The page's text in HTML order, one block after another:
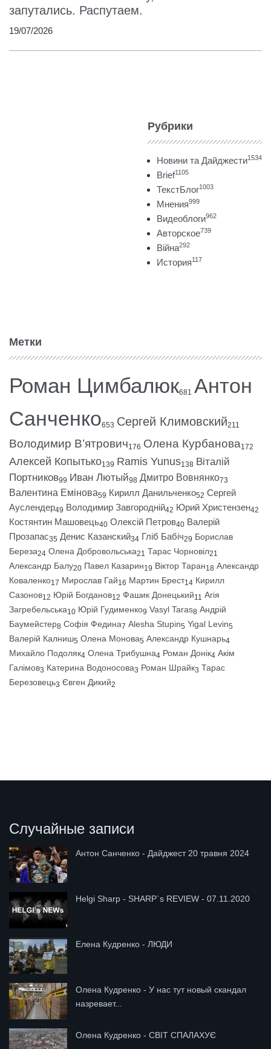
запутались. Распутаем.
19/07/2026
Рубрики
Новини та Дайджести1534
Brief1105
ТекстБлог1003
Мнения999
Видеоблоги962
Авторское739
Війна292
История117
Метки
Роман Цимбалюк681 Антон
Санченко653 Сергей Климовский211
Володимир В’ятрович176 Олена Курбанова172
Алексей Копытько139 Ramis Yunus138 Віталій
Портников99 Иван Лютый98 Дмитро Вовнянко73
Валентина Емінова59 Кирилл Данильченко52 Сергей
Ауслендер49 Володимир Завгородній42 Юрий Христензен42
Костянтин Машовець40 Олексій Петров40 Валерій
Прозапас35 Денис Казанский34 Гліб Бабіч29 Борислав
Береза24 Олена Добровольська21 Тарас Чорновіл21
Александр Балу20 Павел Казарин19 Віктор Таран18 Александр
Коваленко17 Мирослав Гай16 Мартин Брест14 Кирилл
Сазонов12 Юрій Богданов12 Фашик Донецький11 Агія
Загребельська10 Юрій Гудименко9 Vasyl Taras8 Андрій
Баумейстер8 Софія Федина7 Alesha Stupin5 Yigal Levin5
Валерій Калниш5 Олена Монова5 Александр Кушнарь4
Михайло Подоляк4 Олена Трибушна4 Роман Донік4 Акім
Галімов3 Катерина Водоносова3 Роман Шрайк3 Тарас
Березовець3 Євген Дикий2
Случайные записи
Антон Санченко - Дайджест 20 травня 2024
Helgi Sharp - SHARP`s REVIEW - 07.11.2020
Елена Кудренко - ЛЮДИ
Олена Кудренко - У нас тут новый скандал
назревает...
Олена Кудренко - СВІТ СПАЛАХУЄ